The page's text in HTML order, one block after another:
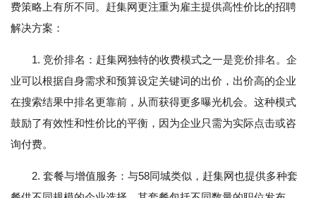
费策略上有所不同。赶集网更注重为雇主提供高性价比的招聘
解决方案：
1. 竞价排名：赶集网独特的收费模式之一是竞价排名。企
业可以根据自身需求和预算设定关键词的出价，出价高的企业
在搜索结果中排名更靠前，从而获得更多曝光机会。这种模式
鼓励了有效性和性价比的平衡，因为企业只需为实际点击或咨
询付费。
2. 套餐与增值服务：与58同城类似，赶集网也提供多种套